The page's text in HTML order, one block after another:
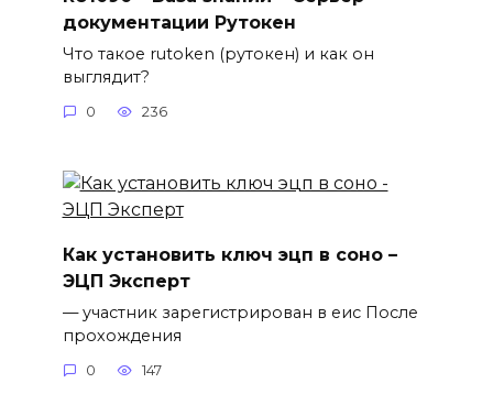
документации Рутокен
Что такое rutoken (рутокен) и как он
выглядит?
0 236
Как установить ключ эцп в соно –
ЭЦП Эксперт
— участник зарегистрирован в еис После
прохождения
0 147